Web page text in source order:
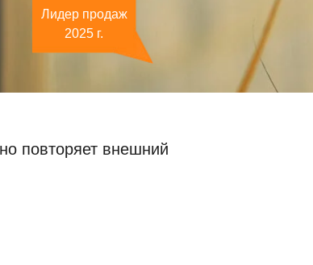
Лидер продаж
2025 г.
повторяет внешний